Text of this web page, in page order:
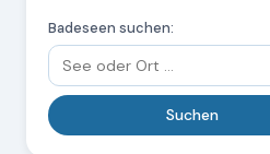
Badeseen suchen: